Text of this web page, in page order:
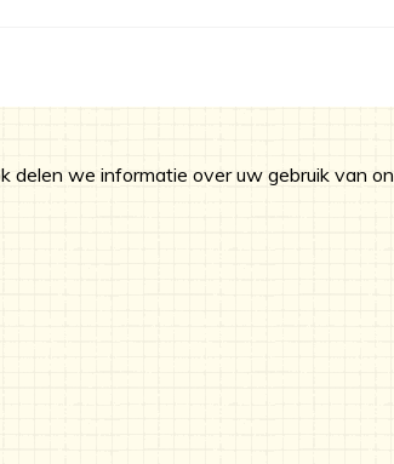
we informatie over uw gebruik van